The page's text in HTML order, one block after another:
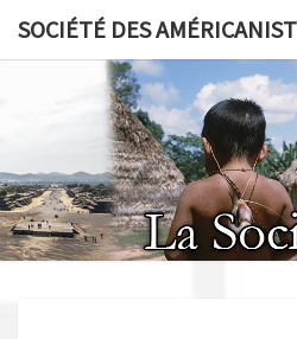
SOCIÉTÉ DES